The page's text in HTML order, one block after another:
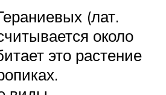
(лат.
около
это растение